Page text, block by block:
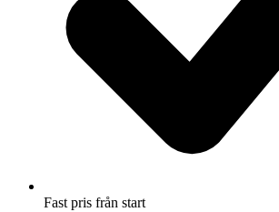
Fast pris från start